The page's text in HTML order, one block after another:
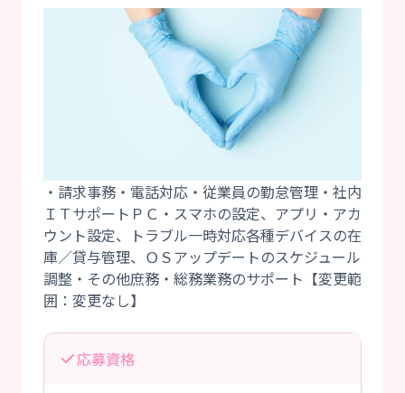
・請求事務・電話対応・従業員の勤怠管理・社内
ＩＴサポートＰＣ・スマホの設定、アプリ・アカ
ウント設定、トラブル一時対応各種デバイスの在
庫／貸与管理、ＯＳアップデートのスケジュール
調整・その他庶務・総務業務のサポート【変更範
応募資格